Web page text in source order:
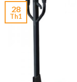
28
Th1